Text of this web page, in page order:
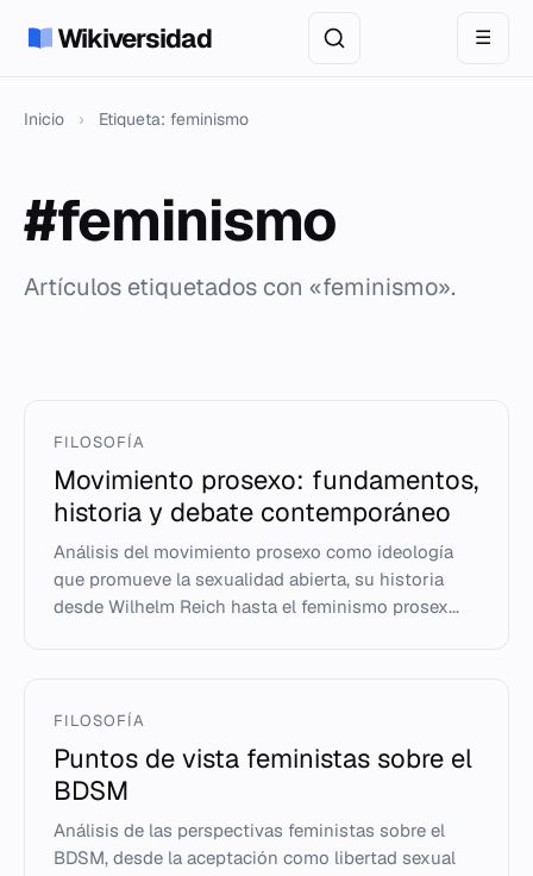
Wikiversidad ☰
Inicio › Etiqueta: feminismo
#feminismo
Artículos etiquetados con «feminismo».
FILOSOFÍA
Movimiento prosexo: fundamentos,
historia y debate contemporáneo
Análisis del movimiento prosexo como ideología
que promueve la sexualidad abierta, su historia
desde Wilhelm Reich hasta el feminismo prosex...
FILOSOFÍA
Puntos de vista feministas sobre el
BDSM
Análisis de las perspectivas feministas sobre el
BDSM, desde la aceptación como libertad sexual